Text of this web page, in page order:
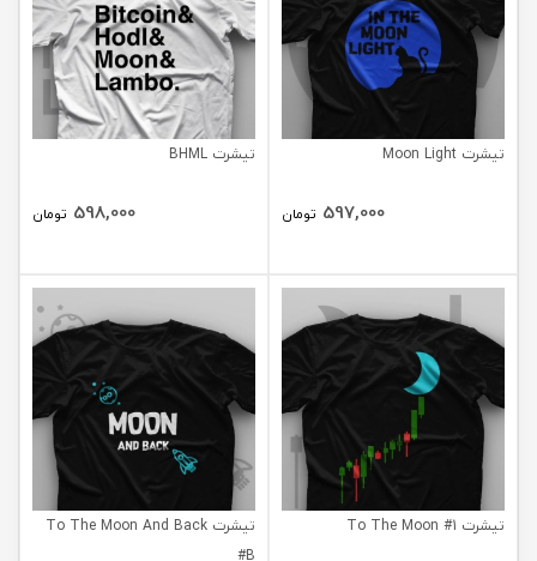
تیشرت Moon Light
597,000 تومان
تیشرت BHML
598,000 تومان
تیشرت To The Moon #1
تیشرت To The Moon And Back
#B